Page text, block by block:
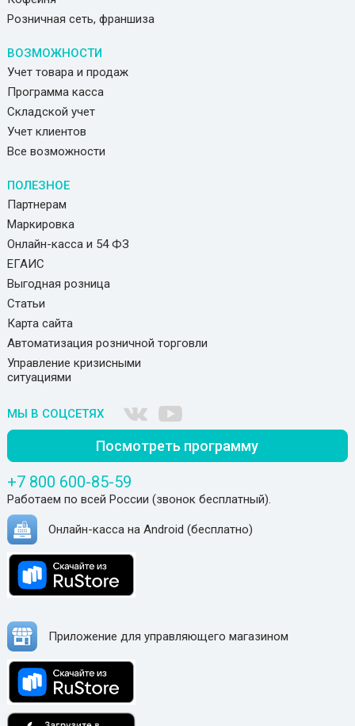
Розничная сеть, франшиза
ВОЗМОЖНОСТИ
Учет товара и продаж
Программа касса
Складской учет
Учет клиентов
Все возможности
ПОЛЕЗНОЕ
Партнерам
Маркировка
Онлайн-касса и 54 ФЗ
ЕГАИС
Выгодная розница
Статьи
Карта сайта
Автоматизация розничной торговли
Управление кризисными
ситуациями
МЫ В СОЦСЕТЯХ
Посмотреть программу
+7 800 600-85-59
Работаем по всей России (звонок бесплатный).
Онлайн-касса на Android (бесплатно)
Приложение для управляющего магазином